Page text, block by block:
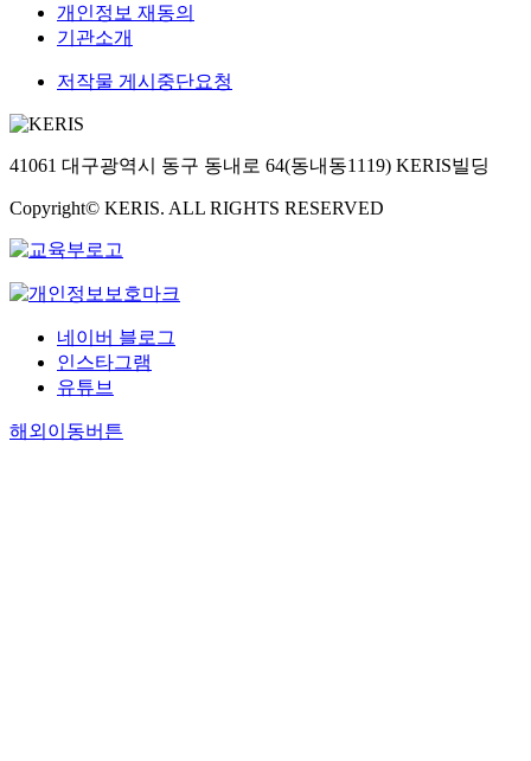
개인정보 재동의
기관소개
저작물 게시중단요청
41061 대구광역시 동구 동내로 64(동내동1119) KERIS빌딩
Copyright© KERIS. ALL RIGHTS RESERVED
네이버 블로그
인스타그램
유튜브
해외이동버튼